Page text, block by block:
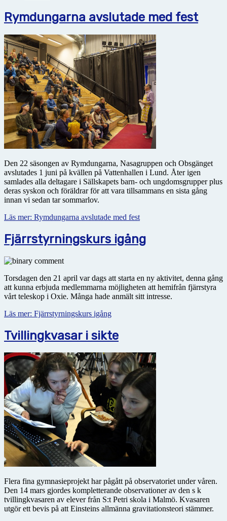
Rymdungarna avslutade med fest
Den 22 säsongen av Rymdungarna, Nasagruppen och Obsgänget
avslutades 1 juni på kvällen på Vattenhallen i Lund. Åter igen
samlades alla deltagare i Sällskapets barn- och ungdomsgrupper plus
deras syskon och föräldrar för att vara tillsammans en sista gång
innan vi sedan tar sommarlov.
Läs mer: Rymdungarna avslutade med fest
Fjärrstyrningskurs igång
Torsdagen den 21 april var dags att starta en ny aktivitet, denna gång
att kunna erbjuda medlemmarna möjligheten att hemifrån fjärrstyra
vårt teleskop i Oxie. Många hade anmält sitt intresse.
Läs mer: Fjärrstyrningskurs igång
Tvillingkvasar i sikte
Flera fina gymnasieprojekt har pågått på observatoriet under våren.
Den 14 mars gjordes kompletterande observationer av den s k
tvillingkvasaren av elever från S:t Petri skola i Malmö. Kvasaren
utgör ett bevis på att Einsteins allmänna gravitationsteori stämmer.